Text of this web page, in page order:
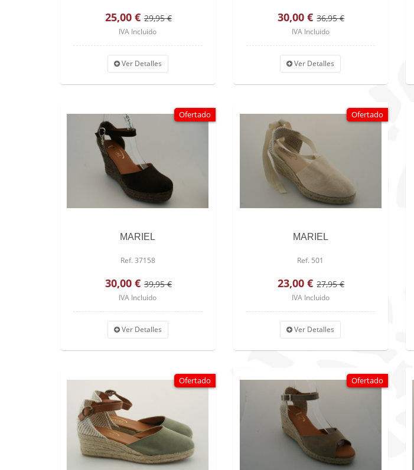
25,00 € 29,95 €
IVA Incluido
Ver Detalles
30,00 € 36,95 €
IVA Incluido
Ver Detalles
Ofertado
MARIEL
Ref. 37158
30,00 € 39,95 €
IVA Incluido
Ver Detalles
Ofertado
MARIEL
Ref. 501
23,00 € 27,95 €
IVA Incluido
Ver Detalles
Ofertado Ofertado